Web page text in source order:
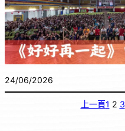
24/06/2026
上一頁1 2 3